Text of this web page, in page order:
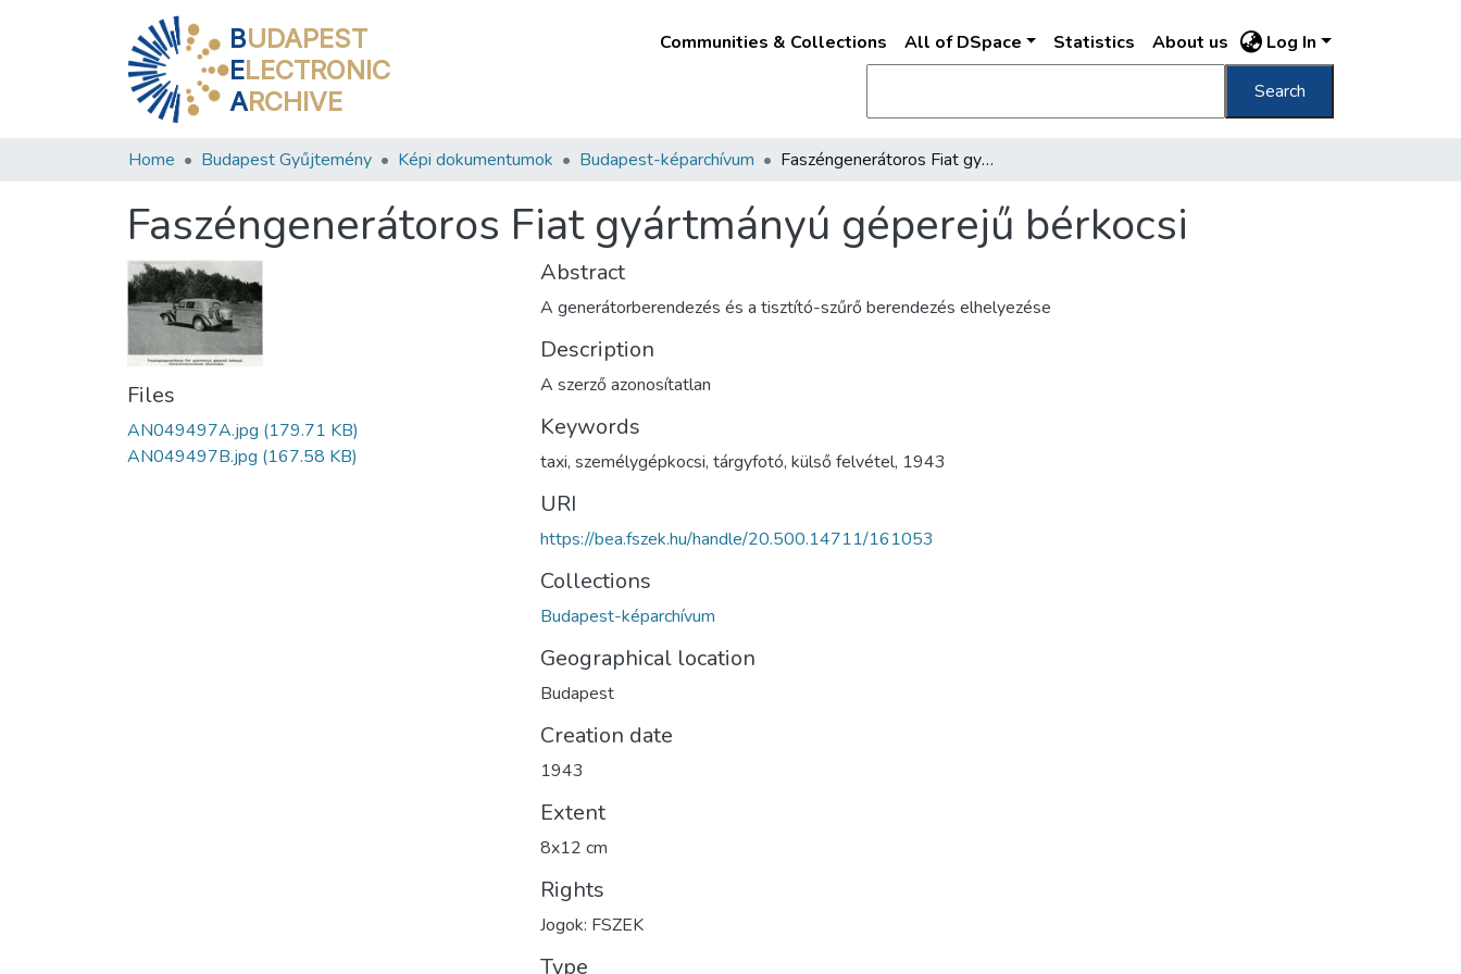
BUDAPEST
ELECTRONIC
ARCHIVE
Communities & Collections All of DSpace Statistics About us Log In
Search
Home Budapest Gyűjtemény Képi dokumentumok Budapest-képarchívum Faszéngenerátoros Fiat gyártmányú géperejű bérkocsi
Faszéngenerátoros Fiat gyártmányú géperejű bérkocsi
Files
AN049497A.jpg (179.71 KB)
AN049497B.jpg (167.58 KB)
Abstract
A generátorberendezés és a tisztító-szűrő berendezés elhelyezése
Description
A szerző azonosítatlan
Keywords
taxi, személygépkocsi, tárgyfotó, külső felvétel, 1943
URI
https://bea.fszek.hu/handle/20.500.14711/161053
Collections
Budapest-képarchívum
Geographical location
Budapest
Creation date
1943
Extent
8x12 cm
Rights
Jogok: FSZEK
Type